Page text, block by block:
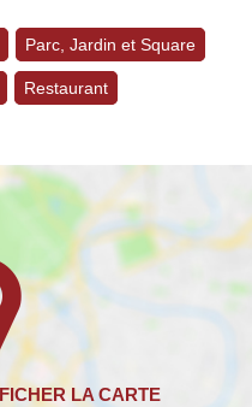
Parc, Jardin et Square
Restaurant